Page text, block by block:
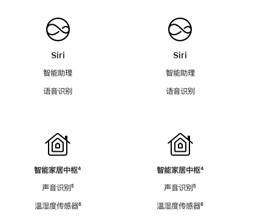
Siri
智能助理
语音识别
智能家居中枢脚
⁴
声音识别脚
⁵
温湿度传感器脚
⁶
Siri
智能助理
语音识别
智能家居中枢脚
⁴
声音识别脚
⁵
温湿度传感器脚
⁶